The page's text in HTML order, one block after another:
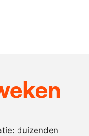
duizenden